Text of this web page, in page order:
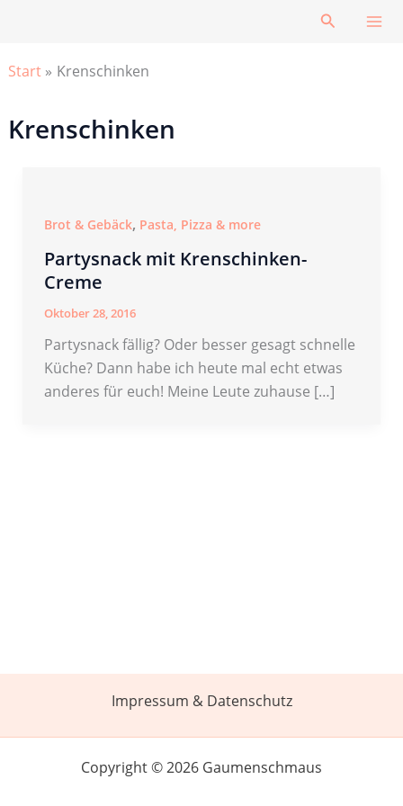
Suchen
Start Krenschinken
Krenschinken
Brot & Gebäck, Pasta, Pizza & more
Partysnack mit Krenschinken-
Creme
Oktober 28, 2016
Partysnack fällig? Oder besser gesagt schnelle
Küche? Dann habe ich heute mal echt etwas
anderes für euch! Meine Leute zuhause […]
Impressum & Datenschutz
Copyright © 2026 Gaumenschmaus